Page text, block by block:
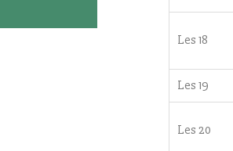
Les 18
Les 19
Les 20